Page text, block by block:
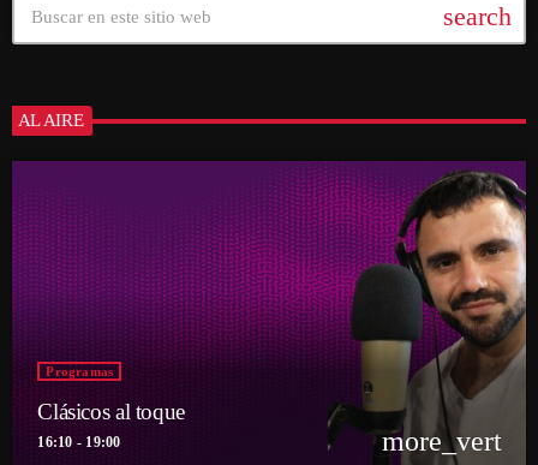
search
AL AIRE
Programas
Clásicos al toque
16:10 - 19:00 more_vert